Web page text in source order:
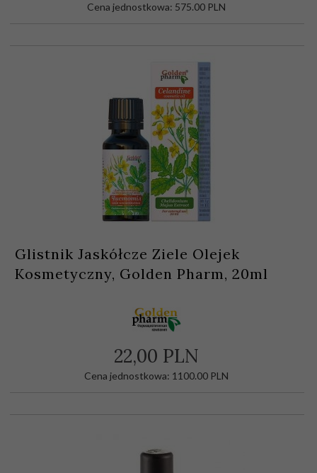
Cena jednostkowa: 575.00 PLN
Glistnik Jaskółcze Ziele Olejek
Kosmetyczny, Golden Pharm, 20ml
22,00 PLN
Cena jednostkowa: 1100.00 PLN